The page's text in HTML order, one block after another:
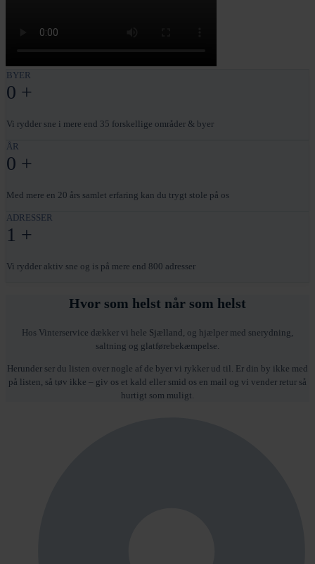
BYER
0 +
Vi rydder sne i mere end 35 forskellige områder & byer
ÅR
0 +
Med mere en 20 års samlet erfaring kan du trygt stole på os
ADRESSER
1 +
Vi rydder aktiv sne og is på mere end 800 adresser
Hvor som helst når som helst
Hos Vinterservice dækker vi hele Sjælland , og hjælper med snerydning,
saltning og glatførebekæmpelse.
Herunder ser du listen over nogle af de byer vi rykker ud til. Er din by ikke med
på listen, så tøv ikke – giv os et kald eller smid os en mail og vi vender retur så
hurtigt som muligt.